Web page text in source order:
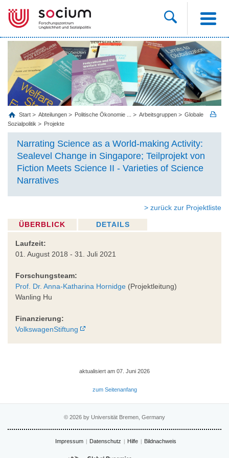
Start Abteilungen Politische Ökonomie ... Arbeitsgruppen
Globale
Sozialpolitik
Projekte
Narrating Science as a World-making Activity:
Sealevel Change in Singapore; Teilprojekt von
Fiction Meets Science II - Varieties of Science
Narratives
> zurück zur Projektliste
ÜBERBLICK DETAILS
Laufzeit:
01. August 2018 - 31. Juli 2021
Forschungsteam:
Prof. Dr. Anna-Katharina Hornidge (Projektleitung)
Wanling Hu
Finanzierung:
VolkswagenStiftung
aktualisiert am 07. Juni 2026
zum Seitenanfang
© 2026 by Universität Bremen, Germany
Impressum Datenschutz Hilfe Bildnachweis